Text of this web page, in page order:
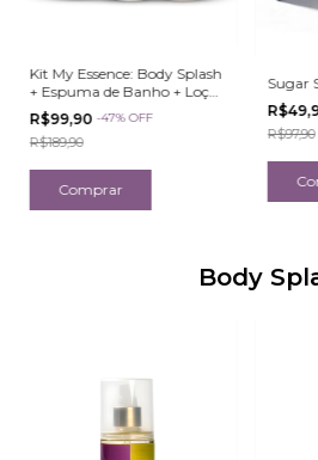
Kit My Essence: Body Splash
+ Espuma de Banho + Loção
Hidratante
R$99,90 -47%OFF
R$189,90
Sugar
R$97,90
Body